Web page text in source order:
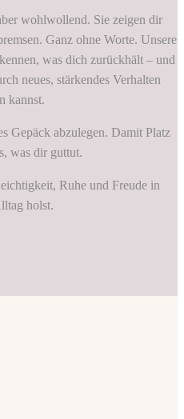
wohlwollend. Sie zeigen dir
Ganz ohne Worte. Unsere
was dich zurückhält – und
neues, stärkendes Verhalten
kannst.
Gepäck abzulegen. Damit Platz
was dir guttut.
Ruhe und Freude in
holst.